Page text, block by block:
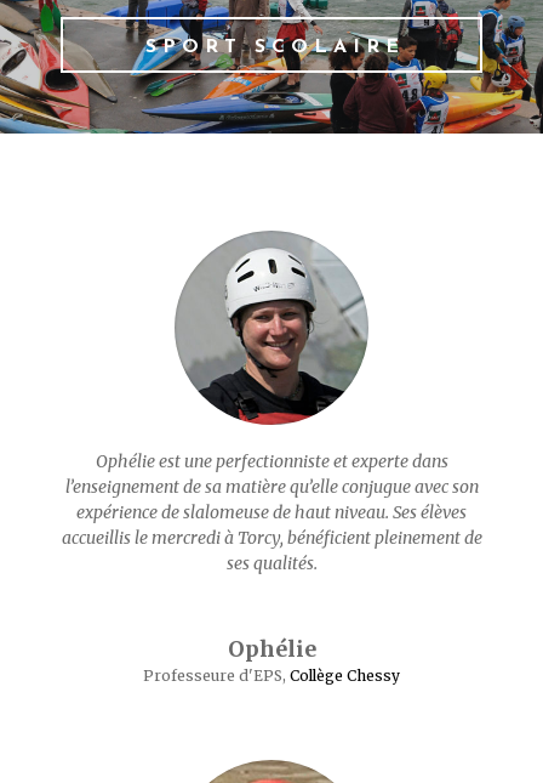
SPORT SCOLAIRE
Ophélie est une perfectionniste et experte dans
l’enseignement de sa matière qu’elle conjugue avec son
expérience de slalomeuse de haut niveau. Ses élèves
accueillis le mercredi à Torcy, bénéficient pleinement de
ses qualités.
Ophélie
Professeure d'EPS, Collège Chessy